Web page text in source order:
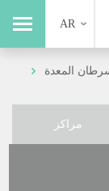
AR
المعدة
مراكز